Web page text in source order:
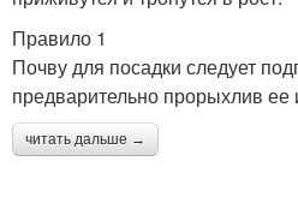
Правило 1
Почву для посадки следует
предварительно прорыхлив ее
читать дальше →